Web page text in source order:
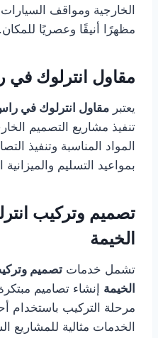
الخارجية ومواقف
مظهرًا أنيقًا وعصريًا للمكان.
مقاول انترلوك في
يعتبر مقاول انترلوك في
تنفيذ مشاريع التصميم
المواد المناسبة وتنفيذ
بمواعيد التسليم والميزانية
تصميم وتركيب
الخيمة
تشمل خدمات تصميم
الخيمة إنشاء تصاميم
مرحلة التركيب باستخدام
الخدمات مثالية للمشاريع